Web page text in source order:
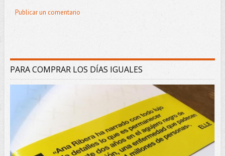
Publicar un comentario
PARA COMPRAR LOS DÍAS IGUALES